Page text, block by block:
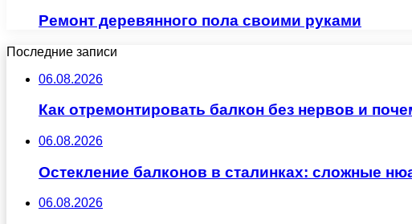
Ремонт деревянного пола своими руками
Последние записи
06.08.2026
Как отремонтировать балкон без нервов и
06.08.2026
Остекление балконов в сталинках: сложные
06.08.2026